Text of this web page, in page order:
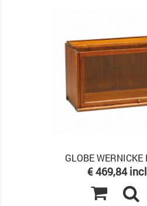
GLOBE
Prijs
€ 469,84